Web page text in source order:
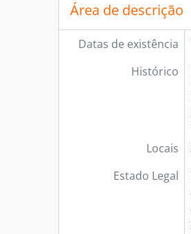
Área de descrição
Datas de existência
Histórico
Locais
Estado Legal